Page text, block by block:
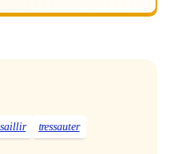
tressauter